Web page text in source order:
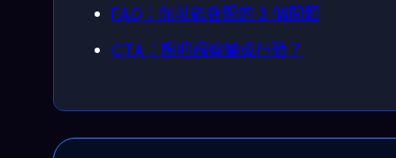
FAQ：你可能會問的 3 個問題
CTA：想把觀察變成行動？